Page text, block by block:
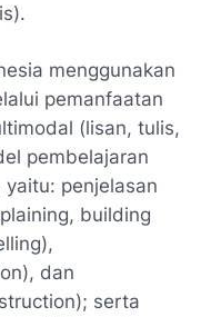
menggunakan
pemanfaatan
(lisan, tulis,
pembelajaran
penjelasan
building
dan
serta